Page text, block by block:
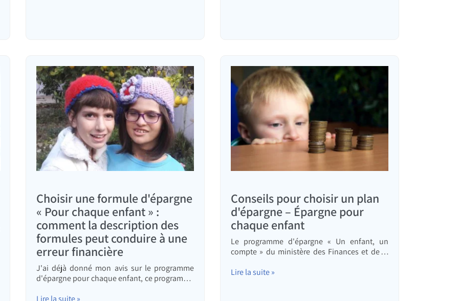
Choisir une formule d'épargne
« Pour chaque enfant » :
comment la description des
formules peut conduire à une
erreur financière
J'ai déjà donné mon avis sur le programme
d'épargne pour chaque enfant, ce programme
qui les reversera à votre enfant dans 18 ans.
Lire la suite »
Conseils pour choisir un plan
d'épargne – Épargne pour
chaque enfant
Le programme d'épargne « Un enfant, un
compte » du ministère des Finances et de la
d'épargne et un programme d'épargne, et que
Lire la suite »